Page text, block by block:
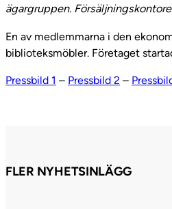
ägargruppen.
En av medlemmarna i den
biblioteksmöbler. Företaget
Pressbild 1 – Pressbild 2 –
FLER NYHETSINLÄGG